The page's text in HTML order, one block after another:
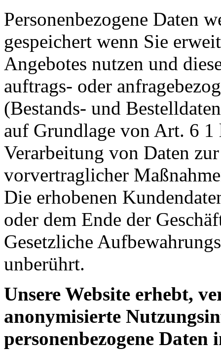
Personenbezogene Daten
gespeichert wenn Sie
Angebotes nutzen und
auftrags- oder
(Bestands- und
auf Grundlage von Art. 6
Verarbeitung von Daten
vorvertraglicher
Die erhobenen
oder dem Ende der
Gesetzliche
unberührt.
Unsere Website erhebt,
anonymisierte
personenbezogene Daten